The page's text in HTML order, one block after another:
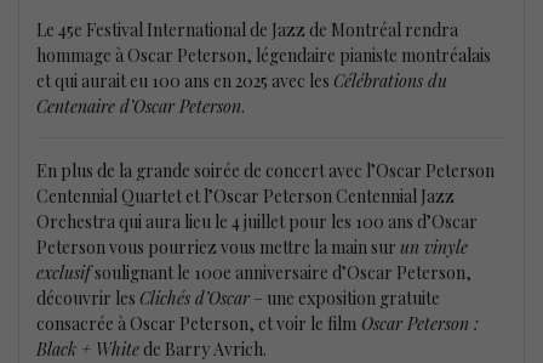
Le 45e Festival International de Jazz de Montréal rendra
hommage à Oscar Peterson, légendaire pianiste montréalais
et qui aurait eu 100 ans en 2025 avec les Célébrations du
Centenaire d’Oscar Peterson.
En plus de la grande soirée de concert avec l’Oscar Peterson
Centennial Quartet et l’Oscar Peterson Centennial Jazz
Orchestra qui aura lieu le 4 juillet pour les 100 ans d’Oscar
Peterson vous pourriez vous mettre la main sur un vinyle
exclusifsoulignant le 100e anniversaire d’Oscar Peterson,
découvrir les Clichés d’Oscar – une exposition gratuite
consacrée à Oscar Peterson, et voir le film Oscar Peterson :
Black + White de Barry Avrich.